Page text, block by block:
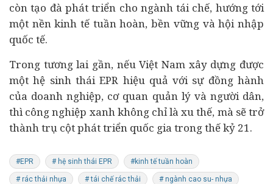
còn tạo đà phát triển cho ngành tái chế, hướng tới
một nền kinh tế tuần hoàn, bền vững và hội nhập
quốc tế.
Trong tương lai gần, nếu Việt Nam xây dựng được
một hệ sinh thái EPR hiệu quả với sự đồng hành
của doanh nghiệp, cơ quan quản lý và người dân,
thì công nghiệp xanh không chỉ là xu thế, mà sẽ trở
thành trụ cột phát triển quốc gia trong thế kỷ 21.
#EPR # hệ sinh thái EPR #kinh tế tuần hoàn
# rác thải nhựa # tái chế rác thải # ngành cao su- nhựa